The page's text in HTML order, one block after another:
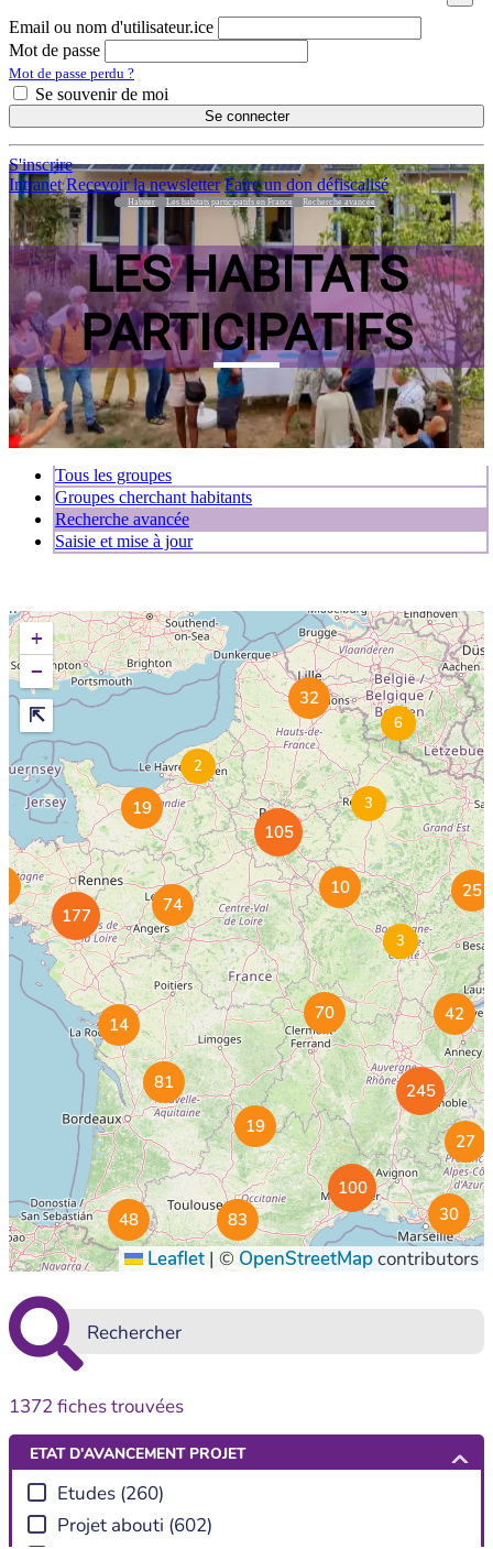
Email ou nom d'utilisateur.ice
Mot de passe
Mot de passe perdu ?
Se souvenir de moi
Se connecter
S'inscrire
Intranet Recevoir la newsletter Faire un don défiscalisé
Habiter Les habitats participatifs en France Recherche avancée
LES HABITATS
PARTICIPATIFS
Tous les groupes
Groupes cherchant habitants
Recherche avancée
Saisie et mise à jour